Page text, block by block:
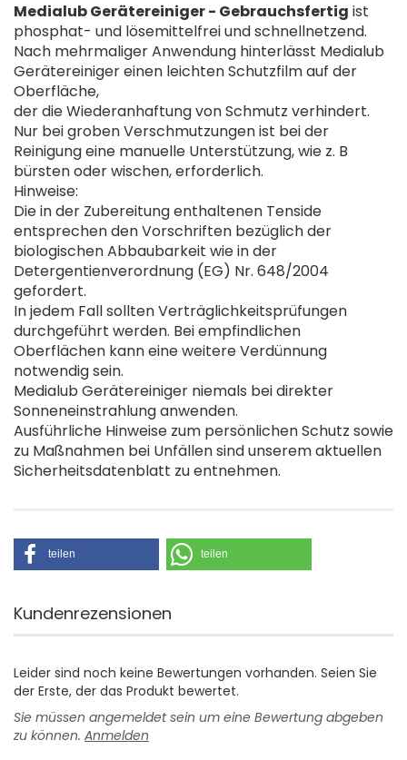
Medialub Gerätereiniger - Gebrauchsfertig ist
phosphat- und lösemittelfrei und schnellnetzend.
Nach mehrmaliger Anwendung hinterlässt Medialub
Gerätereiniger einen leichten Schutzfilm auf der
Oberfläche,
der die Wiederanhaftung von Schmutz verhindert.
Nur bei groben Verschmutzungen ist bei der
Reinigung eine manuelle Unterstützung, wie z. B
bürsten oder wischen, erforderlich.
Hinweise:
Die in der Zubereitung enthaltenen Tenside
entsprechen den Vorschriften bezüglich der
biologischen Abbaubarkeit wie in der
Detergentienverordnung (EG) Nr. 648/2004
gefordert.
In jedem Fall sollten Verträglichkeitsprüfungen
durchgeführt werden. Bei empfindlichen
Oberflächen kann eine weitere Verdünnung
notwendig sein.
Medialub Gerätereiniger niemals bei direkter
Sonneneinstrahlung anwenden.
Ausführliche Hinweise zum persönlichen Schutz sowie
zu Maßnahmen bei Unfällen sind unserem aktuellen
Sicherheitsdatenblatt zu entnehmen.
teilen teilen
Kundenrezensionen
Leider sind noch keine Bewertungen vorhanden. Seien Sie
der Erste, der das Produkt bewertet.
Sie müssen angemeldet sein um eine Bewertung abgeben
zu können. Anmelden